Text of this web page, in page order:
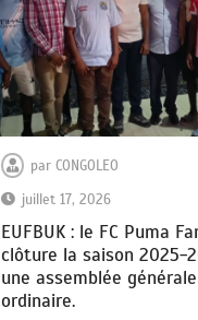
par CONGOLEO
juillet 17, 2026
EUFBUK : le FC Puma
clôture la saison 2025-
une assemblée générale
ordinaire.